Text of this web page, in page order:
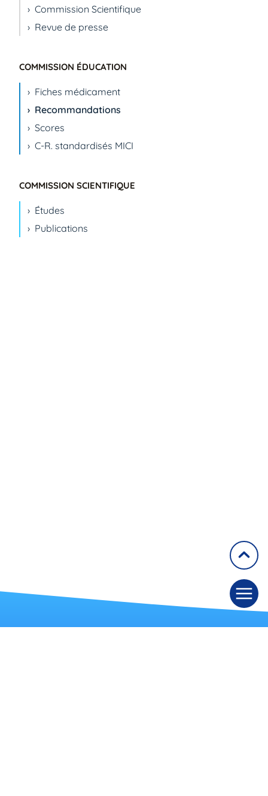
Commission Scientifique
Revue de presse
COMMISSION ÉDUCATION
Fiches médicament
Recommandations
Scores
C-R. standardisés MICI
COMMISSION SCIENTIFIQUE
Études
Publications